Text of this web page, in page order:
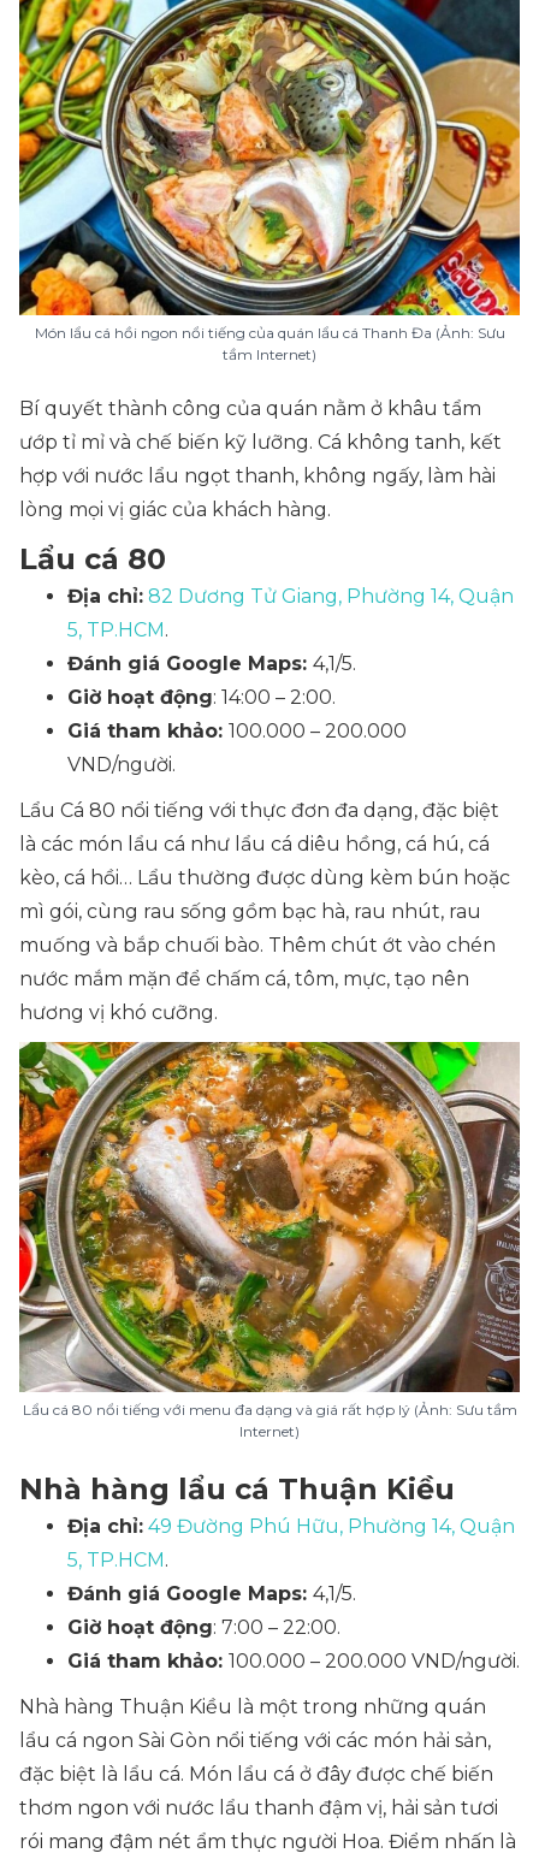
Món lẩu cá hồi ngon nổi tiếng của quán lẩu cá Thanh Đa (Ảnh: Sưu
tầm Internet)
Bí quyết thành công của quán nằm ở khâu tẩm
ướp tỉ mỉ và chế biến kỹ lưỡng. Cá không tanh, kết
hợp với nước lẩu ngọt thanh, không ngấy, làm hài
lòng mọi vị giác của khách hàng.
Lẩu cá 80
Địa chỉ: 82 Dương Tử Giang, Phường 14, Quận
5, TP.HCM.
Đánh giá Google Maps: 4,1/5.
Giờ hoạt động: 14:00 – 2:00.
Giá tham khảo: 100.000 – 200.000
VND/người.
Lẩu Cá 80 nổi tiếng với thực đơn đa dạng, đặc biệt
là các món lẩu cá như lẩu cá diêu hồng, cá hú, cá
kèo, cá hồi… Lẩu thường được dùng kèm bún hoặc
mì gói, cùng rau sống gồm bạc hà, rau nhút, rau
muống và bắp chuối bào. Thêm chút ớt vào chén
nước mắm mặn để chấm cá, tôm, mực, tạo nên
hương vị khó cưỡng.
Lẩu cá 80 nổi tiếng với menu đa dạng và giá rất hợp lý (Ảnh: Sưu tầm
Internet)
Nhà hàng lẩu cá Thuận Kiều
Địa chỉ: 49 Đường Phú Hữu, Phường 14, Quận
5, TP.HCM.
Đánh giá Google Maps: 4,1/5.
Giờ hoạt động: 7:00 – 22:00.
Giá tham khảo: 100.000 – 200.000 VND/người.
Nhà hàng Thuận Kiều là một trong những quán
lẩu cá ngon Sài Gòn nổi tiếng với các món hải sản,
đặc biệt là lẩu cá. Món lẩu cá ở đây được chế biến
thơm ngon với nước lẩu thanh đậm vị, hải sản tươi
rói mang đậm nét ẩm thực người Hoa. Điểm nhấn là